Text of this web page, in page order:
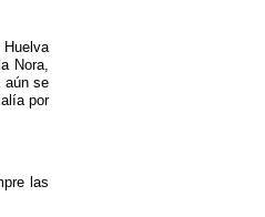
Nora,
aún se
por
las